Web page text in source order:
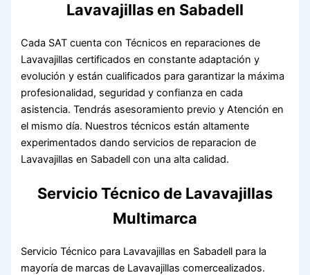
Lavavajillas en Sabadell
Cada SAT cuenta con Técnicos en reparaciones de
Lavavajillas certificados en constante adaptación y
evolución y están cualificados para garantizar la máxima
profesionalidad, seguridad y confianza en cada
asistencia. Tendrás asesoramiento previo y Atención en
el mismo día. Nuestros técnicos están altamente
experimentados dando servicios de reparacion de
Lavavajillas en Sabadell con una alta calidad.
Servicio Técnico de Lavavajillas
Multimarca
Servicio Técnico para Lavavajillas en Sabadell para la
mayoría de marcas de Lavavajillas comercealizados.